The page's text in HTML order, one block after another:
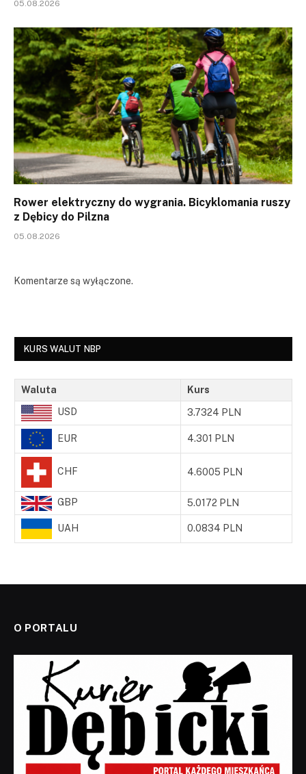
05.08.2026
Rower elektryczny do wygrania. Bicyklomania ruszy
z Dębicy do Pilzna
05.08.2026
Komentarze są wyłączone.
KURS WALUT NBP
Waluta Kurs
USD 3.7324 PLN
EUR 4.301 PLN
CHF 4.6005 PLN
GBP 5.0172 PLN
UAH 0.0834 PLN
O PORTALU